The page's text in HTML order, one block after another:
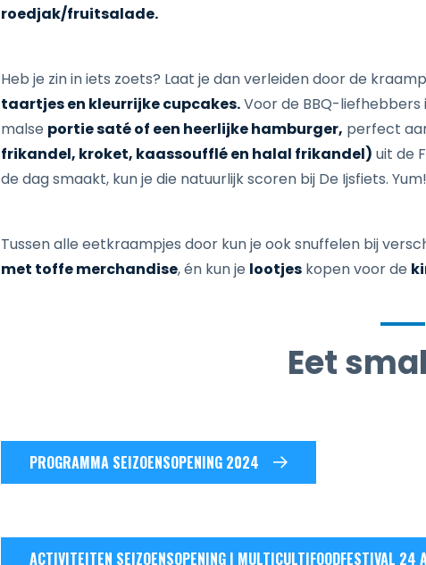
roedjak/fruitsalade.
Heb je zin in iets zoets? Laat je dan verleiden door de
taartjes en kleurrijke cupcakes.Voor de BBQ-
malse portie saté of een heerlijke hamburger, perfect
frikandel, kroket, kaassoufflé en halal frikandel) uit de
de dag smaakt, kun je die natuurlijk scoren bij De Ijsfiets. Yum!
Tussen alle eetkraampjes door kun je ook snuffelen bij
met toffe merchandise, én kun je lootjes kopen voor de
Eet
PROGRAMMA SEIZOENSOPENING 2024
ACTIVITEITEN SEIZOENSOPENING | MULTICULTIFOODFESTIVAL 24